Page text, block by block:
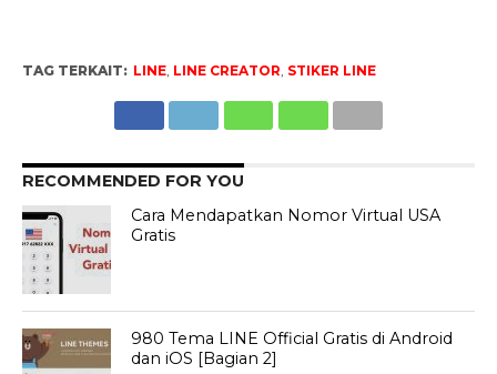
TAG TERKAIT: LINE, LINE CREATOR STIKER LINE
RECOMMENDED FOR YOU
Cara Mendapatkan Nomor Virtual USA
Gratis
980 Tema LINE Official Gratis di Android
dan iOS [Bagian 2]